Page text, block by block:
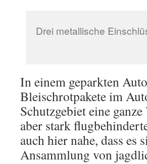
Drei metallische
In einem geparkten
Bleischrotpakete im
Schutzgebiet eine
aber stark
auch hier nahe, dass es
Ansammlung von